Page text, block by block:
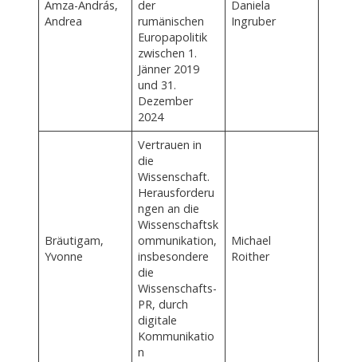
Amza-András,
Andrea
der
rumänischen
Europapolitik
zwischen 1.
Jänner 2019
und 31.
Dezember
2024
Daniela
Ingruber
Bräutigam,
Yvonne
Vertrauen in
die
Wissenschaft.
Herausforderu
ngen an die
Wissenschaftsk
ommunikation,
insbesondere
die
Wissenschafts-
PR, durch
digitale
Kommunikatio
n
Michael
Roither